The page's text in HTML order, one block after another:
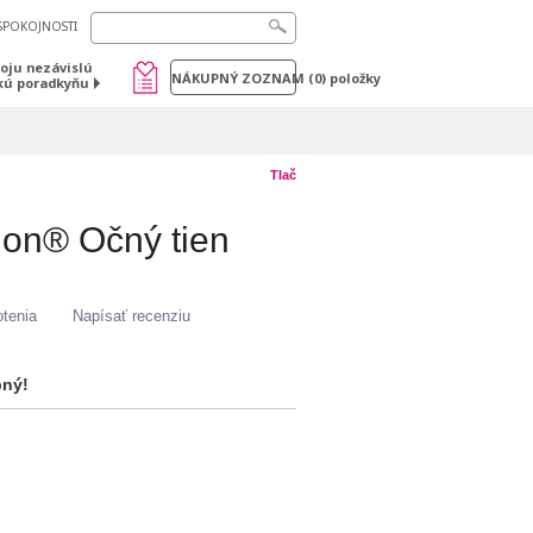
nezávislú
poradkyňu
NÁKUPNÝ ZOZNAM (0) položky
Tlač
Očný tien
Napísať recenziu